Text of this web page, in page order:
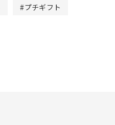
#プチギフト